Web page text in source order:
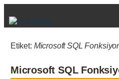
Etiket: Microsoft SQL
Microsoft SQL